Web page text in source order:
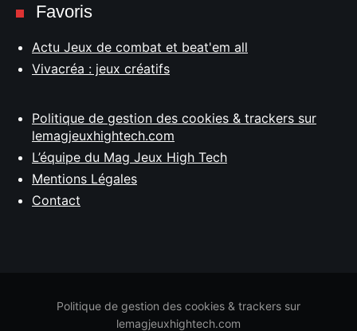
Favoris
Actu Jeux de combat et beat'em all
Vivacréa : jeux créatifs
Politique de gestion des cookies & trackers sur
lemagjeuxhightech.com
L’équipe du Mag Jeux High Tech
Mentions Légales
Contact
Politique de gestion des cookies & trackers sur
lemagjeuxhightech.com